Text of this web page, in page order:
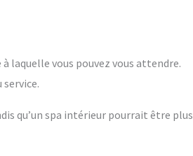
laquelle vous pouvez vous attendre.
qu’un spa intérieur pourrait être plus